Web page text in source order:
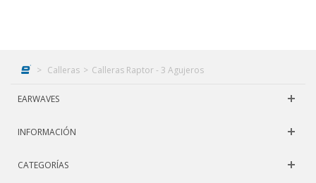
> Calleras > Calleras Raptor - 3 Agujeros
EARWAVES
INFORMACIÓN
CATEGORÍAS